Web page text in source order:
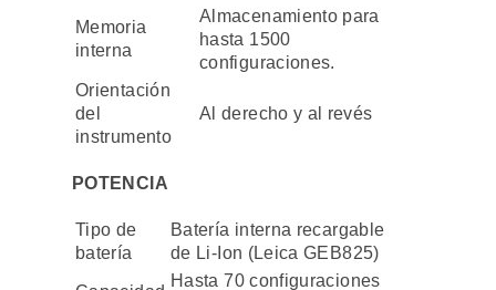
Memoria
interna
Almacenamiento para
hasta 1500
configuraciones.
Orientación
del
instrumento
Al derecho y al revés
POTENCIA
Tipo de
batería
Batería interna recargable
de Li-Ion (Leica GEB825)
Hasta 70 configuraciones